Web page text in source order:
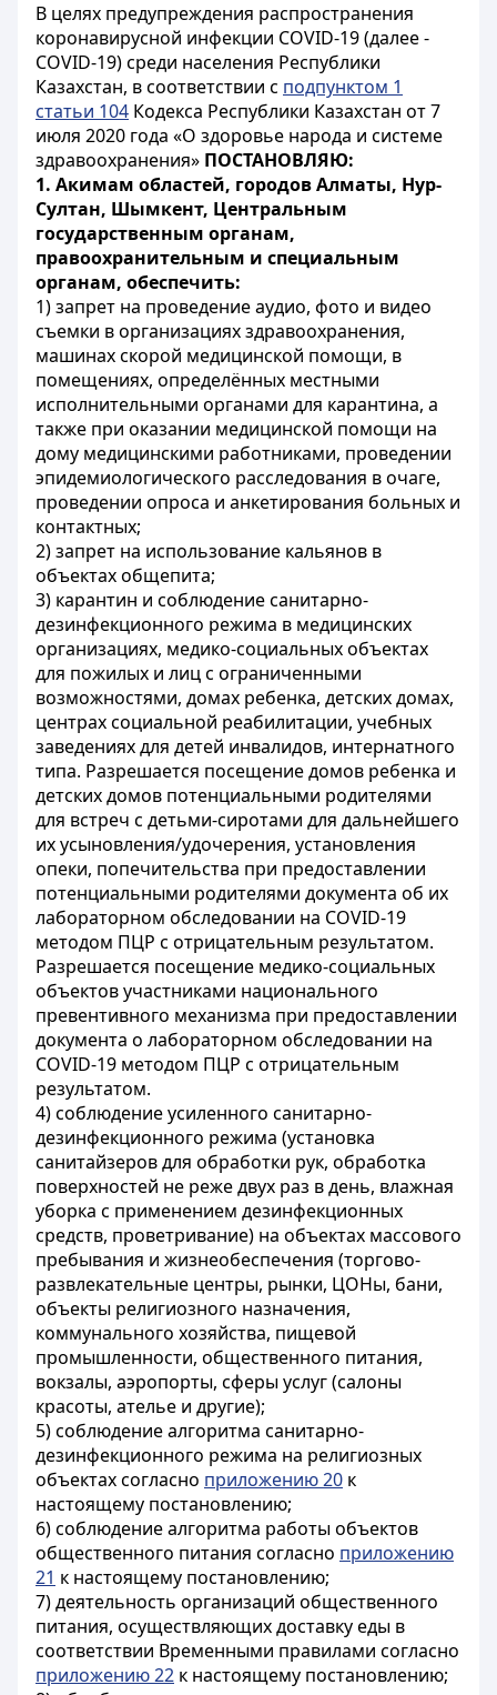
В целях предупреждения распространения
коронавирусной инфекции COVID-19 (далее -
COVID-19) среди населения Республики
Казахстан, в соответствии с подпунктом 1
статьи 104 Кодекса Республики Казахстан от 7
июля 2020 года «О здоровье народа и системе
здравоохранения» ПОСТАНОВЛЯЮ:
1. Акимам областей, городов Алматы, Hyp-
Султан, Шымкент, Центральным
государственным органам,
правоохранительным и специальным
органам, обеспечить:
1) запрет на проведение аудио, фото и видео
съемки в организациях здравоохранения,
машинах скорой медицинской помощи, в
помещениях, определённых местными
исполнительными органами для карантина, а
также при оказании медицинской помощи на
дому медицинскими работниками, проведении
эпидемиологического расследования в очаге,
проведении опроса и анкетирования больных и
контактных;
2) запрет на использование кальянов в
объектах общепита;
3) карантин и соблюдение санитарно-
дезинфекционного режима в медицинских
организациях, медико-социальных объектах
для пожилых и лиц с ограниченными
возможностями, домах ребенка, детских домах,
центрах социальной реабилитации, учебных
заведениях для детей инвалидов, интернатного
типа. Разрешается посещение домов ребенка и
детских домов потенциальными родителями
для встреч с детьми-сиротами для дальнейшего
их усыновления/удочерения, установления
опеки, попечительства при предоставлении
потенциальными родителями документа об их
лабораторном обследовании на COVID-19
методом ПЦР с отрицательным результатом.
Разрешается посещение медико-социальных
объектов участниками национального
превентивного механизма при предоставлении
документа о лабораторном обследовании на
COVID-19 методом ПЦР с отрицательным
результатом.
4) соблюдение усиленного санитарно-
дезинфекционного режима (установка
санитайзеров для обработки рук, обработка
поверхностей не реже двух раз в день, влажная
уборка с применением дезинфекционных
средств, проветривание) на объектах массового
пребывания и жизнеобеспечения (торгово-
развлекательные центры, рынки, ЦОНы, бани,
объекты религиозного назначения,
коммунального хозяйства, пищевой
промышленности, общественного питания,
вокзалы, аэропорты, сферы услуг (салоны
красоты, ателье и другие);
5) соблюдение алгоритма санитарно-
дезинфекционного режима на религиозных
объектах согласно приложению 20 к
настоящему постановлению;
6) соблюдение алгоритма работы объектов
общественного питания согласно приложению
21 к настоящему постановлению;
7) деятельность организаций общественного
питания, осуществляющих доставку еды в
соответствии Временными правилами согласно
приложению 22 к настоящему постановлению;